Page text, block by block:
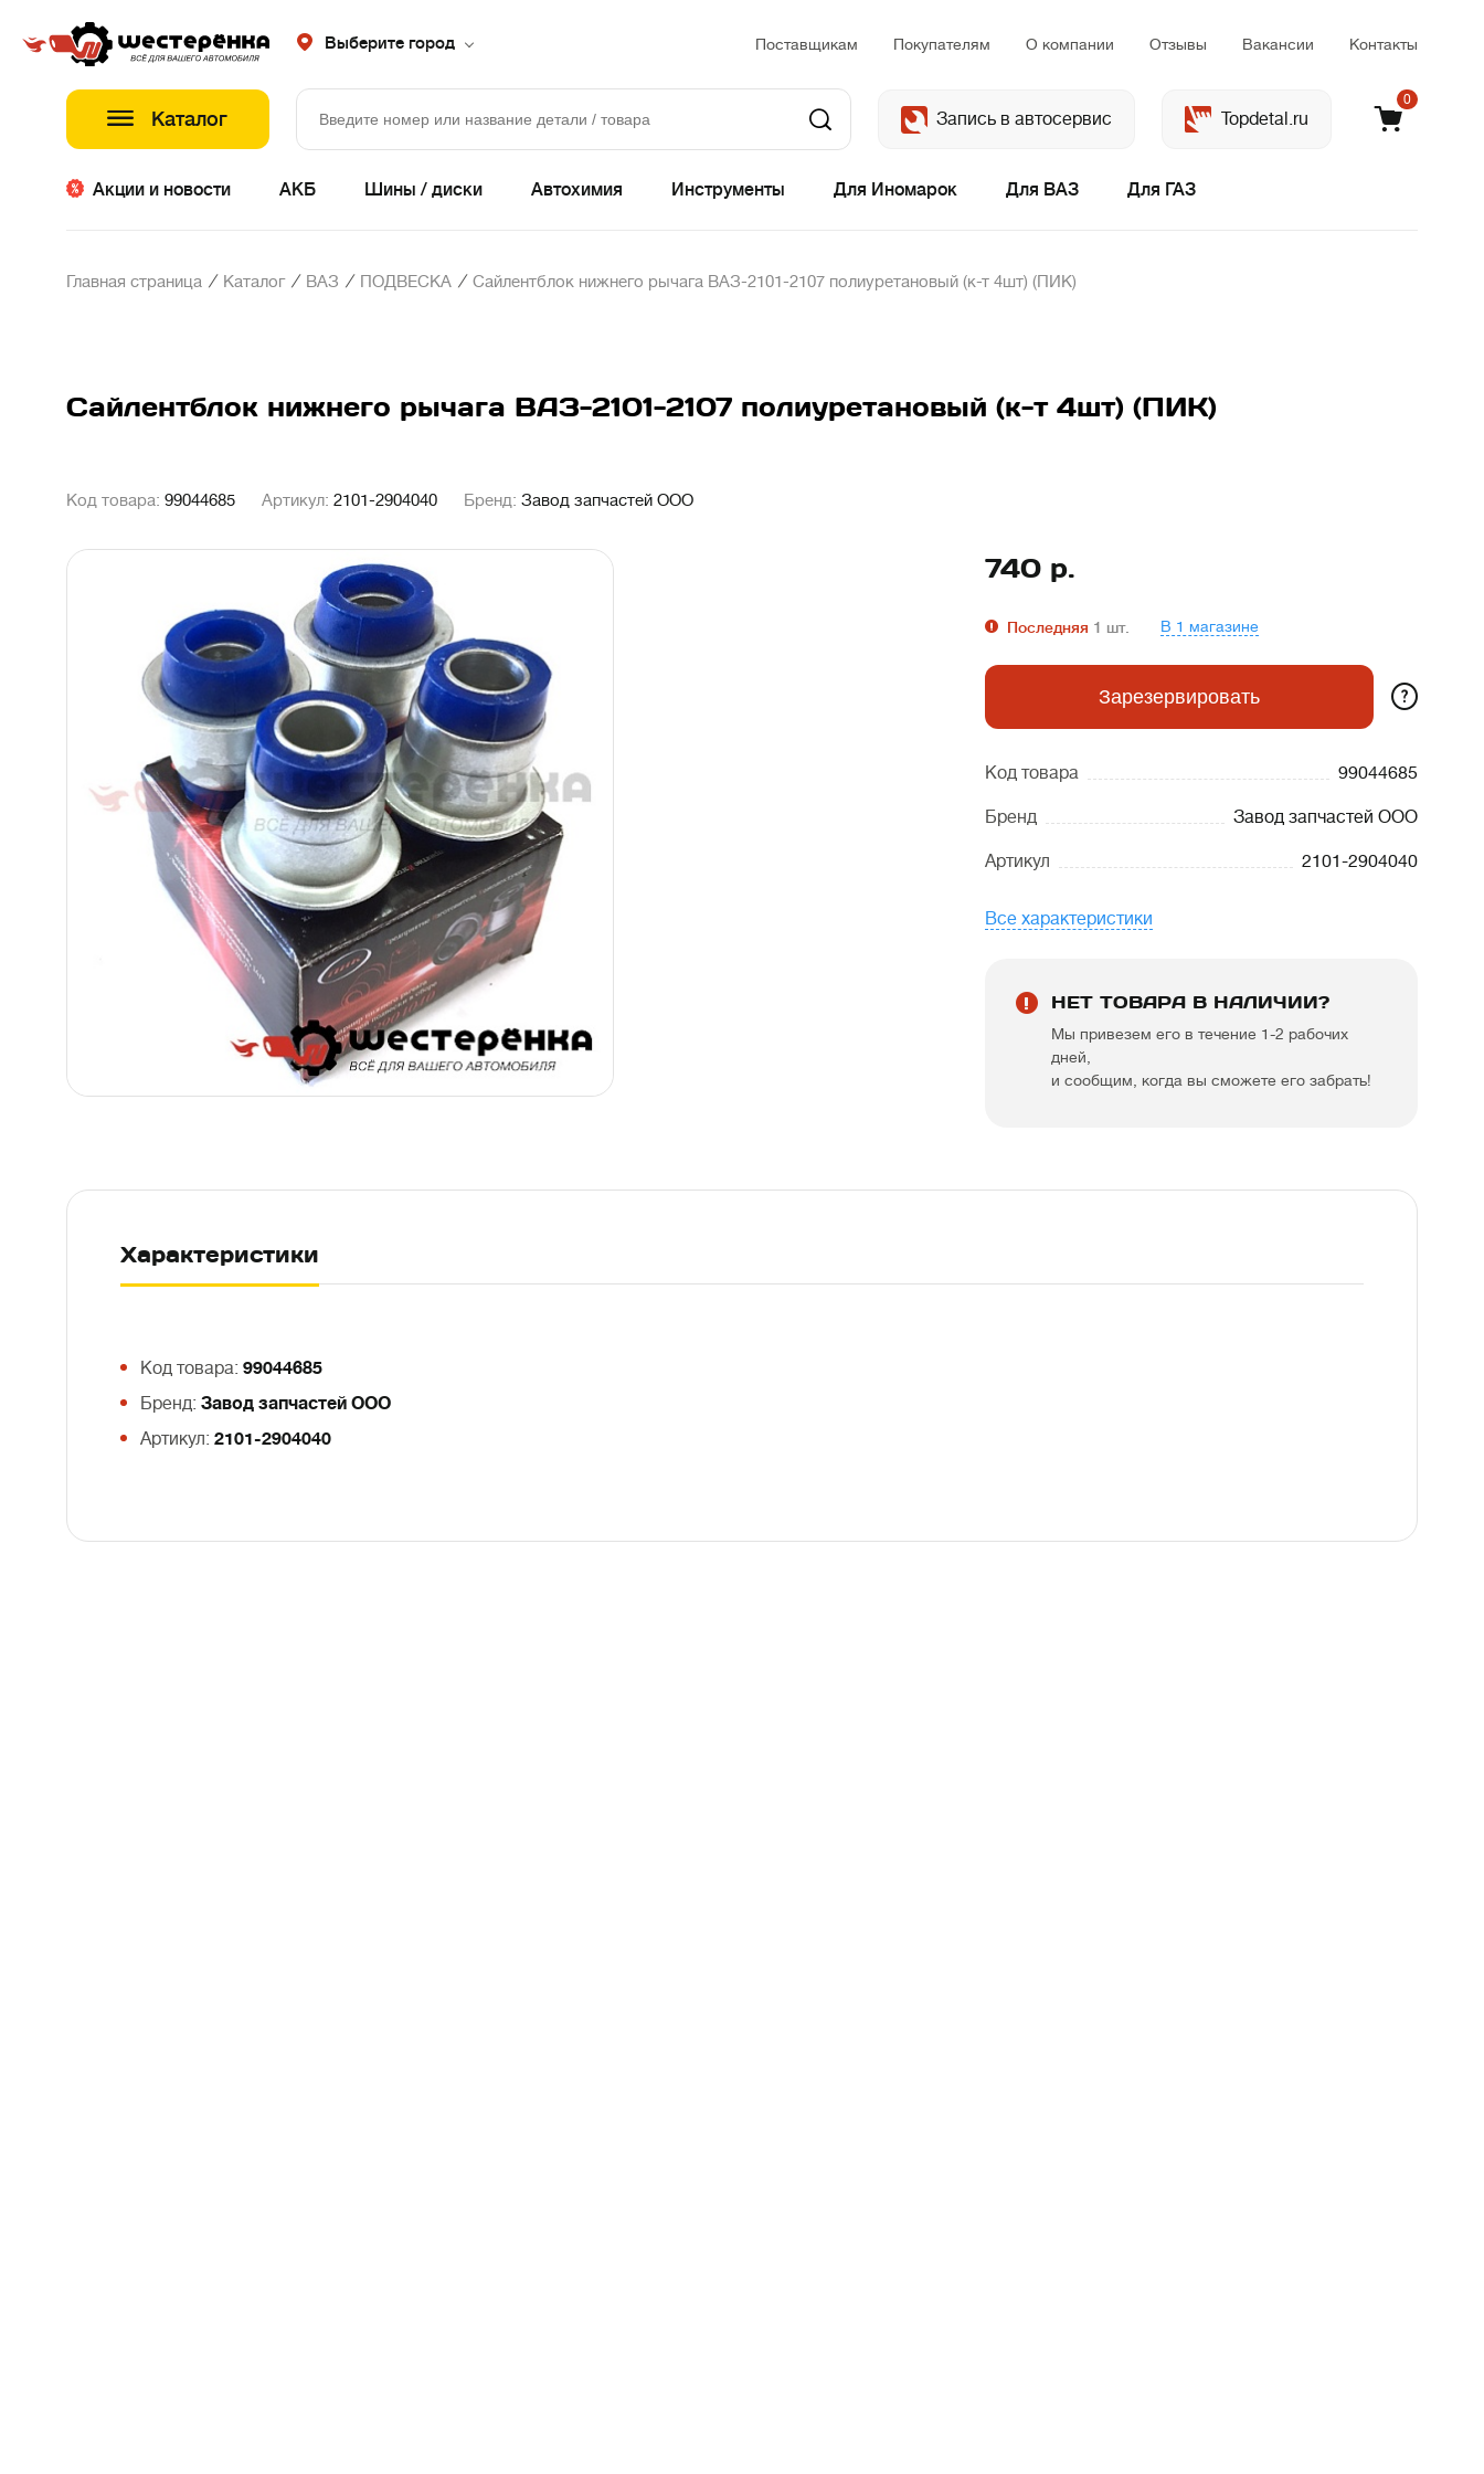
Выберите город Поставщикам Покупателям О компании Отзывы Вакансии Контакты
Каталог Запись в автосервис Topdetal.ru
0
Акции и новости АКБ Шины / диски Автохимия Инструменты Для Иномарок Для ВАЗ Для ГАЗ
Главная страница / Каталог / ВАЗ / ПОДВЕСКА / Сайлентблок нижнего рычага ВАЗ-2101-2107 полиуретановый (к-т 4шт) (ПИК)
Сайлентблок нижнего рычага ВАЗ-2101-2107 полиуретановый (к-т 4шт) (ПИК)
Код товара: 99044685 Артикул: 2101-2904040 Бренд: Завод запчастей ООО
740 р.
Последняя 1 шт. В 1 магазине
Зарезервировать ?
Код товара 99044685
Бренд Завод запчастей ООО
Артикул 2101-2904040
Все характеристики
НЕТ ТОВАРА В НАЛИЧИИ?
Мы привезем его в течение 1-2 рабочих
дней,
и сообщим, когда вы сможете его забрать!
Характеристики
Код товара: 99044685
Бренд: Завод запчастей ООО
Артикул: 2101-2904040